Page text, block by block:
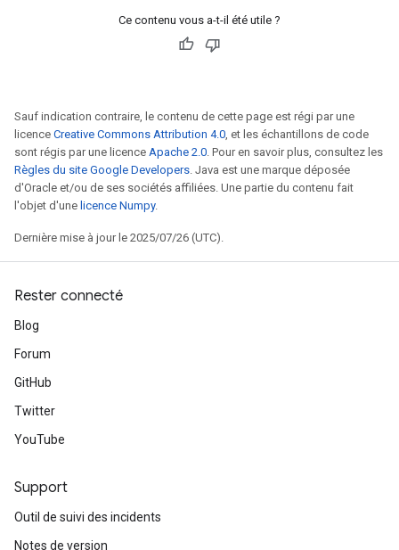
Ce contenu vous a-t-il été utile ?
Sauf indication contraire, le contenu de cette page est régi par une
licence Creative Commons Attribution 4.0, et les échantillons de code
sont régis par une licence Apache 2.0. Pour en savoir plus, consultez les
Règles du site Google Developers. Java est une marque déposée
d'Oracle et/ou de ses sociétés affiliées. Une partie du contenu fait
l'objet d'une licence Numpy.
Dernière mise à jour le 2025/07/26 (UTC).
Rester connecté
Blog
Forum
GitHub
Twitter
YouTube
Support
Outil de suivi des incidents
Notes de version